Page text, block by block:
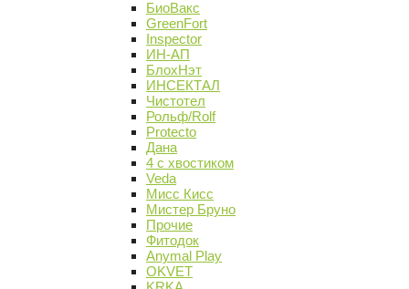
БиоВакс
GreenFort
Inspector
ИН-АП
БлохНэт
ИНСЕКТАЛ
Чистотел
Рольф/Rolf
Protecto
Дана
4 с хвостиком
Veda
Мисс Кисс
Мистер Бруно
Прочие
Фитодок
Anymal Play
OKVET